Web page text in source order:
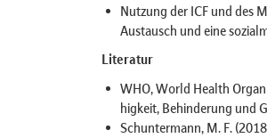
Nutzung der ICF und des
Austausch und eine
Literatur
WHO, World Health
higkeit, Behinderung und
Schuntermann, M. F.